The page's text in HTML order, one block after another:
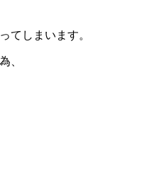
てしまいます。
、